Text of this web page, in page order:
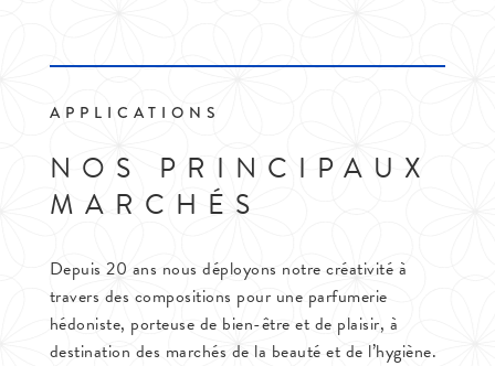
APPLICATIONS
NOS PRINCIPAUX
MARCHÉS
Depuis 20 ans nous déployons notre créativité à
travers des compositions pour une parfumerie
hédoniste, porteuse de bien-être et de plaisir, à
destination des marchés de la beauté et de l’hygiène.